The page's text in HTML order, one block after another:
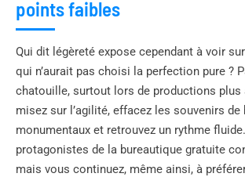
points faibles
Qui dit légèreté expose cependant à voir
qui n’aurait pas choisi la perfection pure ?
chatouille, surtout lors de productions plus
misez sur l’agilité, effacez les souvenirs de
monumentaux et retrouvez un rythme
protagonistes de la bureautique gratuite
mais vous continuez, même ainsi, à